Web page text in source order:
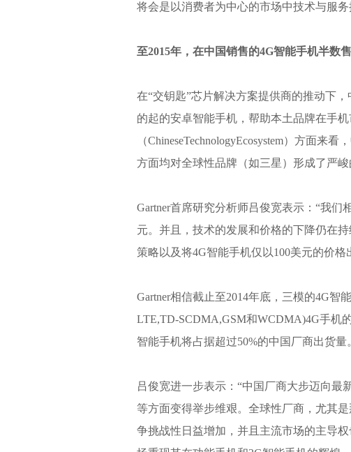
将会是以消费者为中心的市场中技术与服
至2015年，在中国销售的4G智能手机半数
在“交钥匙”芯片解决方案提供商的推动下
的起的安卓智能手机，帮助本土品牌在手
（ChineseTechnologyEcosystem）方面来
方面均对全球性品牌（如三星）形成了严峻
Gartner首席研究分析师吕俊宽表示：“我们
元。并且，技术的发展和价格的下降仍在
策略以及将4G智能手机仅以100美元的价格
Gartner相信截止至2014年底，三模的4G
LTE,TD-SCDMA,GSM和WCDMA)4G手机
智能手机将占据超过50%的中国厂商出货量
吕俊宽进一步表示：“中国厂商大步迈向最
等方面变得举步维艰。全球性厂商，尤其
争挑战性日益增加，并且主流市场的主导